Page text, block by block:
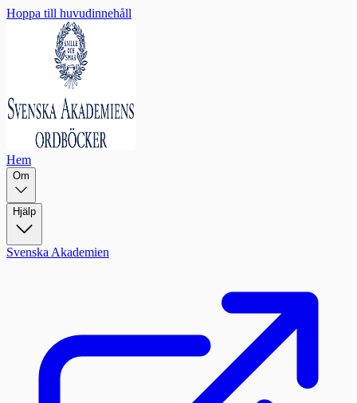
Hoppa till huvudinnehåll
Hem
Om
Hjälp
Svenska Akademien